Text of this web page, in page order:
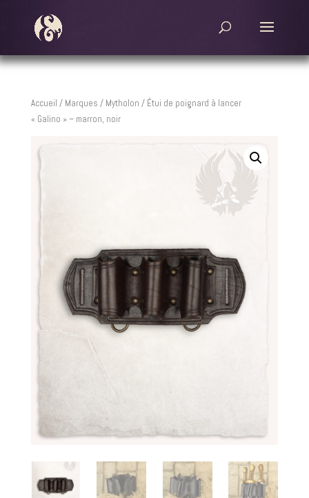
Accueil / Marques / Mytholon / Étui de poignard à lancer
« Galino » – marron, noir